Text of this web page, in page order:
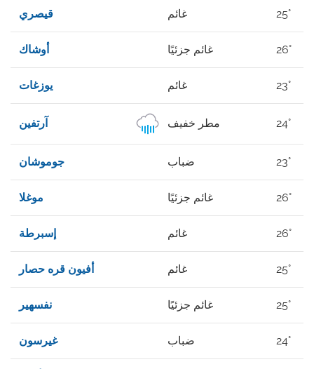
قيصري غائم 25°
أوشاك غائم جزئيًا 26°
يوزغات غائم 23°
آرتفين مطر خفيف 24°
جوموشان ضباب 23°
موغلا غائم جزئيًا 26°
إسبرطة غائم 26°
أفيون قره حصار غائم 25°
نفسهير غائم جزئيًا 25°
غيرسون ضباب 24°